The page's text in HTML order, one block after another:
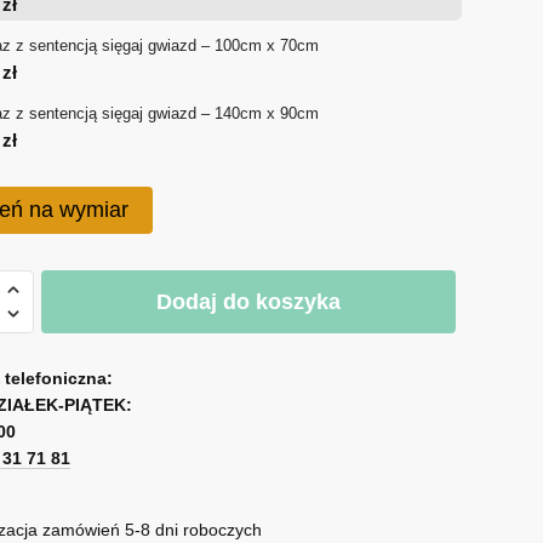
180 zł
z sentencją sięgaj gwiazd – 100cm x 70cm
zł
z sentencją sięgaj gwiazd – 140cm x 90cm
zł
na wymiar
Dodaj do koszyka
PIĄTEK:
71 81
zamówień 5-8 dni roboczych